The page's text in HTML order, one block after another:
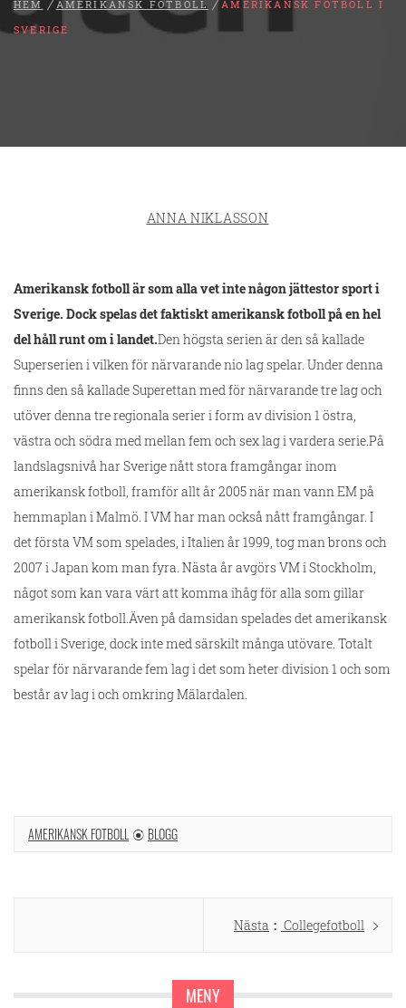
HEM AMERIKANSK FOTBOLL
AMERIKANSK FOTBOLL I
SVERIGE
ANNA NIKLASSON
Amerikansk fotboll är som alla vet inte någon jättestor sport i
Sverige. Dock spelas det faktiskt amerikansk fotboll på en hel
del håll runt om i landet.Den högsta serien är den så kallade
Superserien i vilken för närvarande nio lag spelar. Under denna
finns den så kallade Superettan med för närvarande tre lag och
utöver denna tre regionala serier i form av division 1 östra,
västra och södra med mellan fem och sex lag i vardera serie.På
landslagsnivå har Sverige nått stora framgångar inom
amerikansk fotboll, framför allt år 2005 när man vann EM på
hemmaplan i Malmö. I VM har man också nått framgångar. I
det första VM som spelades, i Italien år 1999, tog man brons och
2007 i Japan kom man fyra. Nästa år avgörs VM i Stockholm,
något som kan vara värt att komma ihåg för alla som gillar
amerikansk fotboll.Även på damsidan spelades det amerikansk
fotboll i Sverige, dock inte med särskilt många utövare. Totalt
spelar för närvarande fem lag i det som heter division 1 och som
består av lag i och omkring Mälardalen.
AMERIKANSK FOTBOLL BLOGG
Nästa
Nästa
Collegefotboll
MENY